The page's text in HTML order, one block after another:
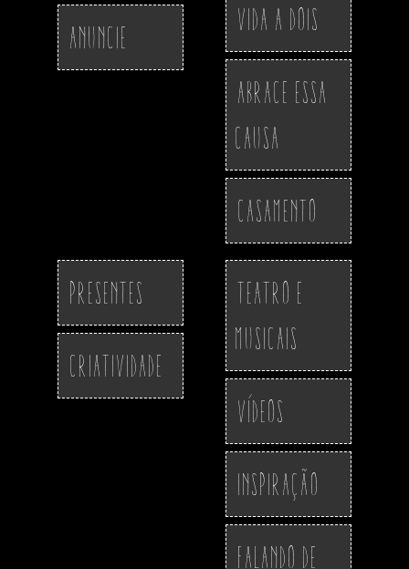
Anuncie
Vida a Dois
Abrace essa
Causa
Casamento
Presentes
Criatividade
Teatro e
Musicais
Vídeos
Inspiração
Falando de